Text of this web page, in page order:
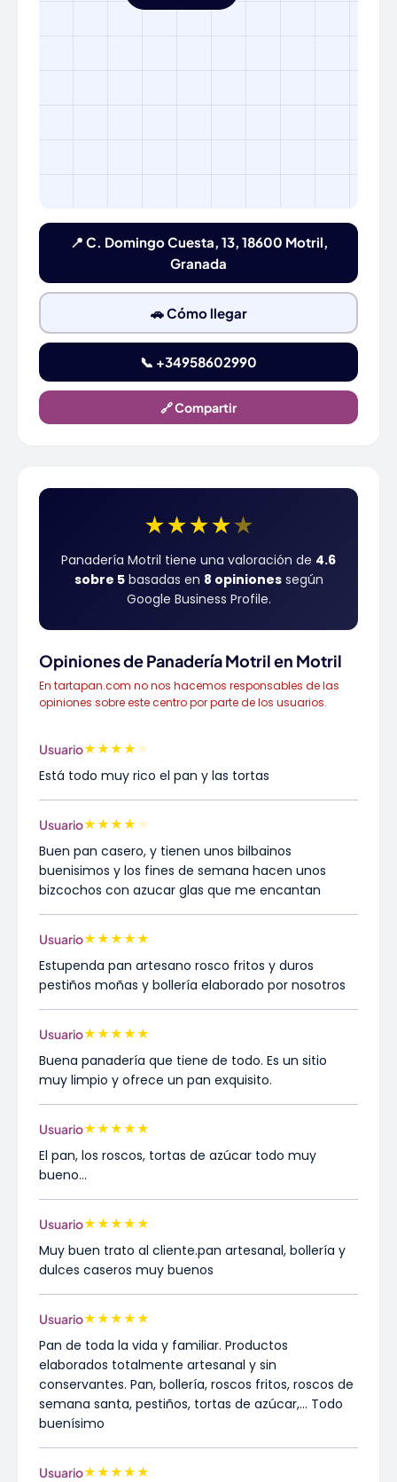
📍 C. Domingo Cuesta, 13, 18600 Motril,
Granada
🚗 Cómo llegar
📞 +34958602990
🔗 Compartir
★★★★★
Panadería Motril tiene una valoración de 4.6
sobre 5basadas en 8 opinionessegún
Google Business Profile.
Opiniones de Panadería Motril en Motril
En tartapan.com no nos hacemos responsables de las
opiniones sobre este centro por parte de los usuarios.
Usuario★★★★ ★
Está todo muy rico el pan y las tortas
Usuario★★★★ ★
Buen pan casero, y tienen unos bilbainos
buenisimos y los fines de semana hacen unos
bizcochos con azucar glas que me encantan
Usuario★★★★★
Estupenda pan artesano rosco fritos y duros
pestiños moñas y bollería elaborado por nosotros
Usuario★★★★★
Buena panadería que tiene de todo. Es un sitio
muy limpio y ofrece un pan exquisito.
Usuario★★★★★
El pan, los roscos, tortas de azúcar todo muy
bueno...
Usuario★★★★★
Muy buen trato al cliente.pan artesanal, bollería y
dulces caseros muy buenos
Usuario★★★★★
Pan de toda la vida y familiar. Productos
elaborados totalmente artesanal y sin
conservantes. Pan, bollería, roscos fritos, roscos de
semana santa, pestiños, tortas de azúcar,... Todo
buenísimo
Usuario★★★★★